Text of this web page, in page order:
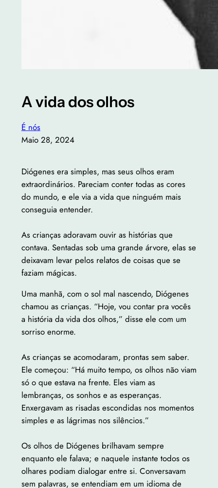
A vida dos olhos
É nós
Maio 28, 2024
Diógenes era simples, mas seus olhos eram
extraordinários. Pareciam conter todas as cores
do mundo, e ele via a vida que ninguém mais
conseguia entender.
As crianças adoravam ouvir as histórias que
contava. Sentadas sob uma grande árvore, elas se
deixavam levar pelos relatos de coisas que se
faziam mágicas.
Uma manhã, com o sol mal nascendo, Diógenes
chamou as crianças. “Hoje, vou contar pra vocês
a história da vida dos olhos,” disse ele com um
sorriso enorme.
As crianças se acomodaram, prontas sem saber.
Ele começou: “Há muito tempo, os olhos não viam
só o que estava na frente. Eles viam as
lembranças, os sonhos e as esperanças.
Enxergavam as risadas escondidas nos momentos
simples e as lágrimas nos silêncios.”
Os olhos de Diógenes brilhavam sempre
enquanto ele falava; e naquele instante todos os
olhares podiam dialogar entre si. Conversavam
sem palavras, se entendiam em um idioma de